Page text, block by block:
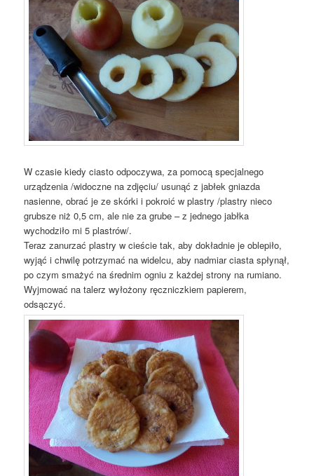
W czasie kiedy ciasto odpoczywa, za pomocą specjalnego
urządzenia /widoczne na zdjęciu/ usunąć z jabłek gniazda
nasienne, obrać je ze skórki i pokroić w plastry /plastry nieco
grubsze niż 0,5 cm, ale nie za grube – z jednego jabłka
wychodziło mi 5 plastrów/.
Teraz zanurzać plastry w cieście tak, aby dokładnie je oblepiło,
wyjąć i chwilę potrzymać na widelcu, aby nadmiar ciasta spłynął,
po czym smażyć na średnim ogniu z każdej strony na rumiano.
Wyjmować na talerz wyłożony ręczniczkiem papierem,
odsączyć.